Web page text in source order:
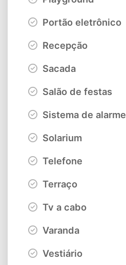
Portão eletrônico
Recepção
Sacada
Salão de festas
Sistema de alarme
Solarium
Telefone
Terraço
Tv a cabo
Varanda
Vestiário